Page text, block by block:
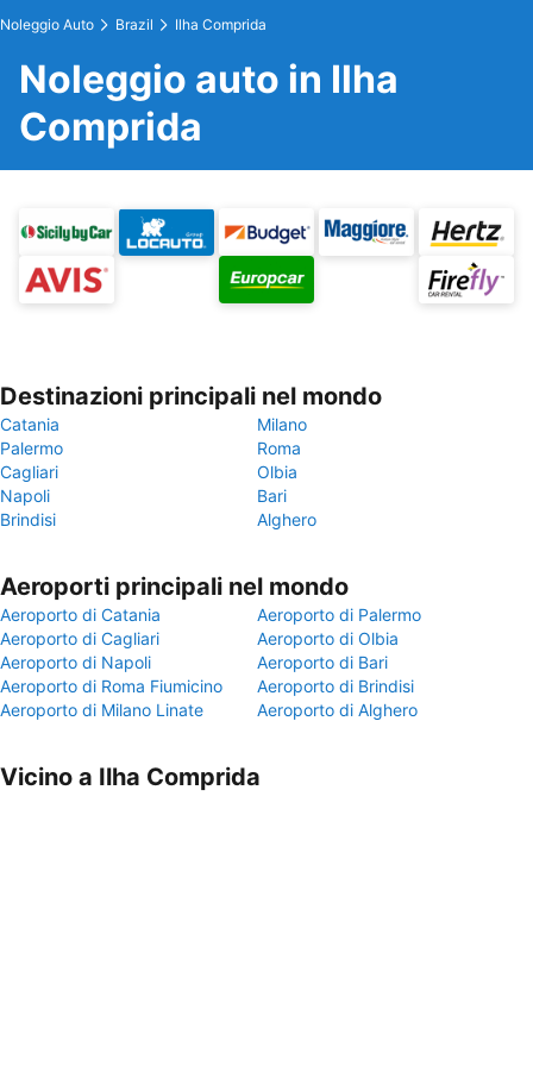
Noleggio Auto Brazil Ilha Comprida
Noleggio auto in Ilha
Comprida
Destinazioni principali nel mondo
Catania
Milano
Palermo
Roma
Cagliari
Olbia
Napoli
Bari
Brindisi
Alghero
Aeroporti principali nel mondo
Aeroporto di Catania
Aeroporto di Palermo
Aeroporto di Cagliari
Aeroporto di Olbia
Aeroporto di Napoli
Aeroporto di Bari
Aeroporto di Roma Fiumicino
Aeroporto di Brindisi
Aeroporto di Milano Linate
Aeroporto di Alghero
Vicino a Ilha Comprida